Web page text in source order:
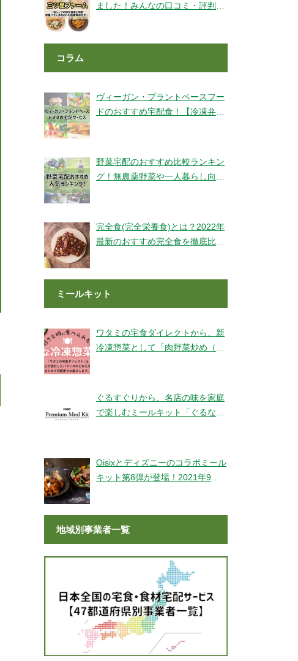
ました！みんなの口コミ・評判も
コラム
ヴィーガン・プラントベースフー
ドのおすすめ宅配食！【冷凍弁
野菜宅配のおすすめ比較ランキン
グ！無農薬野菜や一人暮らし向け
完全食(完全栄養食)とは？2022年
最新のおすすめ完全食を徹底比較
ミールキット
ワタミの宅食ダイレクトから、新
冷凍惣菜として「肉野菜炒め（銚
ぐるすぐりから、名店の味を家庭
で楽しむミールキット「ぐるなび
Oisixとディズニーのコラボミール
キット第8弾が登場！2021年9月9
地域別事業者一覧